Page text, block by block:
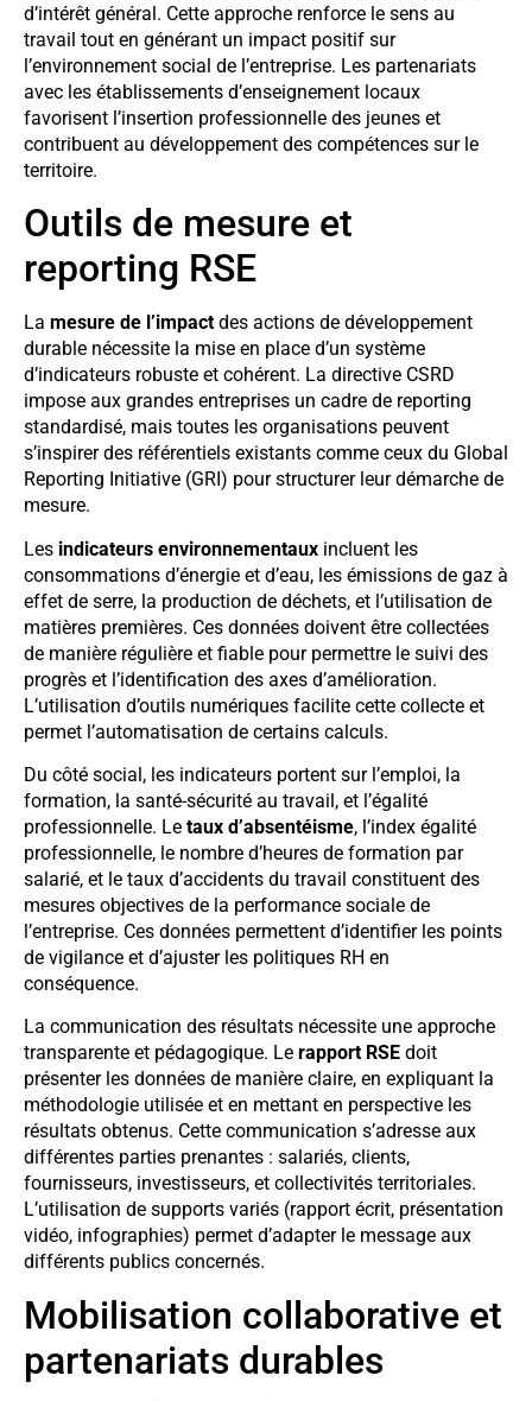
d’intérêt général. Cette approche renforce le sens au
travail tout en générant un impact positif sur
l’environnement social de l’entreprise. Les partenariats
avec les établissements d’enseignement locaux
favorisent l’insertion professionnelle des jeunes et
contribuent au développement des compétences sur le
territoire.
Outils de mesure et
reporting RSE
La mesure de l’impact des actions de développement
durable nécessite la mise en place d’un système
d’indicateurs robuste et cohérent. La directive CSRD
impose aux grandes entreprises un cadre de reporting
standardisé, mais toutes les organisations peuvent
s’inspirer des référentiels existants comme ceux du Global
Reporting Initiative (GRI) pour structurer leur démarche de
mesure.
Les indicateurs environnementaux incluent les
consommations d’énergie et d’eau, les émissions de gaz à
effet de serre, la production de déchets, et l’utilisation de
matières premières. Ces données doivent être collectées
de manière régulière et fiable pour permettre le suivi des
progrès et l’identification des axes d’amélioration.
L’utilisation d’outils numériques facilite cette collecte et
permet l’automatisation de certains calculs.
Du côté social, les indicateurs portent sur l’emploi, la
formation, la santé-sécurité au travail, et l’égalité
professionnelle. Le taux d’absentéisme, l’index égalité
professionnelle, le nombre d’heures de formation par
salarié, et le taux d’accidents du travail constituent des
mesures objectives de la performance sociale de
l’entreprise. Ces données permettent d’identifier les points
de vigilance et d’ajuster les politiques RH en
conséquence.
La communication des résultats nécessite une approche
transparente et pédagogique. Le rapport RSE doit
présenter les données de manière claire, en expliquant la
méthodologie utilisée et en mettant en perspective les
résultats obtenus. Cette communication s’adresse aux
différentes parties prenantes : salariés, clients,
fournisseurs, investisseurs, et collectivités territoriales.
L’utilisation de supports variés (rapport écrit, présentation
vidéo, infographies) permet d’adapter le message aux
différents publics concernés.
Mobilisation collaborative et
partenariats durables